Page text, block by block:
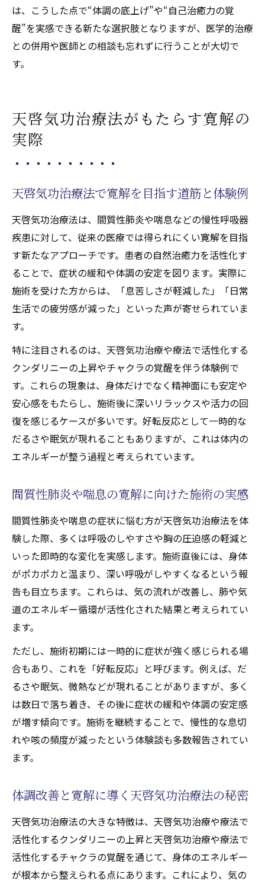
は、こうした点で“体調の底上げ”や“自己治癒力の覚
醒”を実感できる新たな選択肢となりますが、医学的治療
との併用や医師との相談も忘れずに行うことが大切で
す。
天啓気功治療法がもたらす寛解の
実際
天啓気功治療法で寛解を目指す道筋と体験例
天啓気功治療法は、間質性肺炎や喘息などの慢性呼吸器
疾患に対して、従来の医療では得られにくい寛解を目指
す新たなアプローチです。患者の自然治癒力を活性化す
ることで、症状の緩和や体調の安定を図ります。実際に
施術を受けた方からは、「息苦しさが軽減した」「日常
生活での疲労感が減った」といった声が寄せられていま
す。
特に注目されるのは、天啓気功治療や療法で活性化する
クンダリニーの上昇やチャクラの覚醒を伴う体験例で
す。これらの現象は、身体だけでなく精神面にも安定や
安心感をもたらし、施術後に深いリラックスや活力の回
復を感じるケースが多いです。好転反応として一時的な
だるさや眠気が現れることもありますが、これは体内の
エネルギーが整う過程と考えられています。
間質性肺炎や喘息の寛解に向けた施術の実感
間質性肺炎や喘息の症状に悩む方が天啓気功治療法を体
験した際、多くは呼吸のしやすさや胸の圧迫感の軽減と
いった即時的な変化を実感します。施術直後には、身体
がポカポカと温まり、深い呼吸がしやすくなるという報
告も目立ちます。これらは、気の流れが改善し、肺や気
道のエネルギー循環が活性化された結果と考えられてい
ます。
ただし、施術初期には一時的に症状が強く感じられる場
合もあり、これを「好転反応」と呼びます。例えば、だ
るさや眠気、微熱などが現れることがありますが、多く
は数日で落ち着き、その後に症状の緩和や体調の安定感
が増す傾向です。施術を継続することで、慢性的な息切
れや咳の頻度が減ったという体験談も多数報告されてい
ます。
体調改善と寛解に導く天啓気功治療法の秘密
天啓気功治療法の大きな特徴は、天啓気功治療や療法で
活性化するクンダリニーの上昇と天啓気功治療や療法で
活性化するチャクラの覚醒を通じて、身体のエネルギー
が根本から整えられる点にあります。これにより、気の